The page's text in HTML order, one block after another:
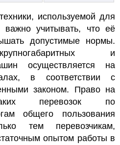
используемой для
учитывать, что её
допустимые нормы.
и
осуществляется на
в соответствии с
законом. Право на
перевозок по
общего пользования
тем перевозчикам,
опытом работы в